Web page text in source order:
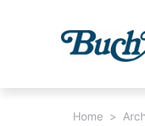
Home >